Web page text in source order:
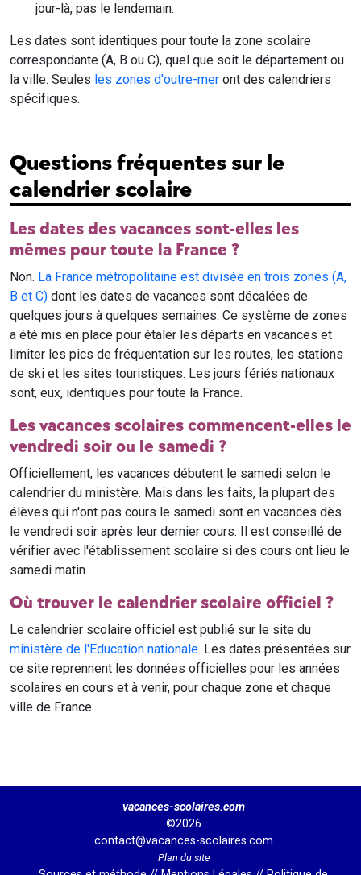
jour-là, pas le lendemain.
Les dates sont identiques pour toute la zone scolaire
correspondante (A, B ou C), quel que soit le département ou
la ville. Seules les zones d'outre-mer ont des calendriers
spécifiques.
Questions fréquentes sur le
calendrier scolaire
Les dates des vacances sont-elles les
mêmes pour toute la France ?
Non. La France métropolitaine est divisée en trois zones (A,
B et C) dont les dates de vacances sont décalées de
quelques jours à quelques semaines. Ce système de zones
a été mis en place pour étaler les départs en vacances et
limiter les pics de fréquentation sur les routes, les stations
de ski et les sites touristiques. Les jours fériés nationaux
sont, eux, identiques pour toute la France.
Les vacances scolaires commencent-elles le
vendredi soir ou le samedi ?
Officiellement, les vacances débutent le samedi selon le
calendrier du ministère. Mais dans les faits, la plupart des
élèves qui n'ont pas cours le samedi sont en vacances dès
le vendredi soir après leur dernier cours. Il est conseillé de
vérifier avec l'établissement scolaire si des cours ont lieu le
samedi matin.
Où trouver le calendrier scolaire officiel ?
Le calendrier scolaire officiel est publié sur le site du
ministère de l'Education nationale. Les dates présentées sur
ce site reprennent les données officielles pour les années
scolaires en cours et à venir, pour chaque zone et chaque
ville de France.
vacances-scolaires.com
©2026
contact@vacances-scolaires.com
Plan du site